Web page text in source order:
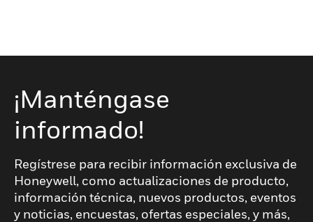
¡Manténgase
informado!
Regístrese para recibir información exclusiva de
Honeywell, como actualizaciones de producto,
información técnica, nuevos productos, eventos
y noticias, encuestas, ofertas especiales, y más,